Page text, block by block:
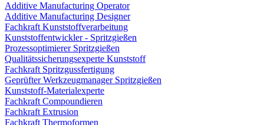
Additive Manufacturing Operator
Additive Manufacturing Designer
Fachkraft Kunststoffverarbeitung
Kunststoffentwickler - Spritzgießen
Prozessoptimierer Spritzgießen
Qualitätssicherungsexperte Kunststoff
Fachkraft Spritzgussfertigung
Geprüfter Werkzeugmanager Spritzgießen
Kunststoff-Materialexperte
Fachkraft Compoundieren
Fachkraft Extrusion
Fachkraft Thermoformen